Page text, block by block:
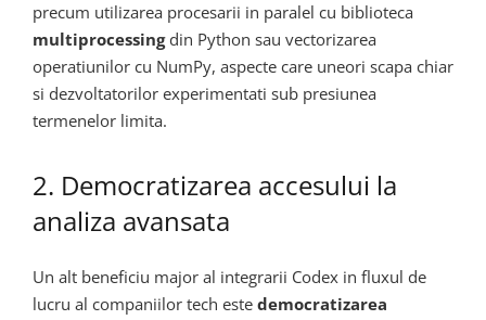
precum utilizarea procesarii in paralel cu biblioteca
multiprocessingdin Python sau vectorizarea
operatiunilor cu NumPy, aspecte care uneori scapa chiar
si dezvoltatorilor experimentati sub presiunea
termenelor limita.
2. Democratizarea accesului la
analiza avansata
Un alt beneficiu major al integrarii Codex in fluxul de
lucru al companiilor tech este democratizarea